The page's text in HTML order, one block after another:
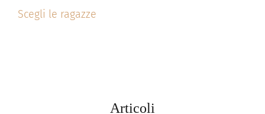
Scegli le ragazze
Articoli